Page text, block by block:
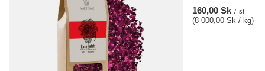
160,00 Sk / st.
(8 000,00 Sk / kg)